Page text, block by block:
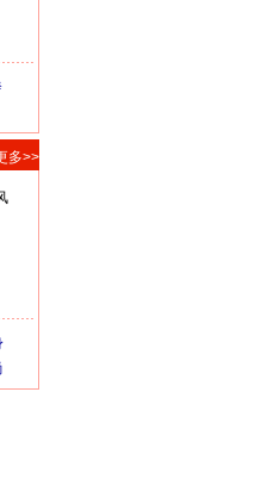
多>>